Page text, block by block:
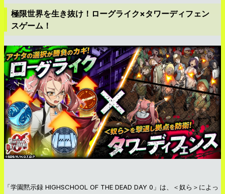
極限世界を生き抜け！ローグライク×タワーディフェン
スゲーム！
「学園黙示録 HIGHSCHOOL OF THE DEAD DAY 0」は、＜奴ら＞によっ